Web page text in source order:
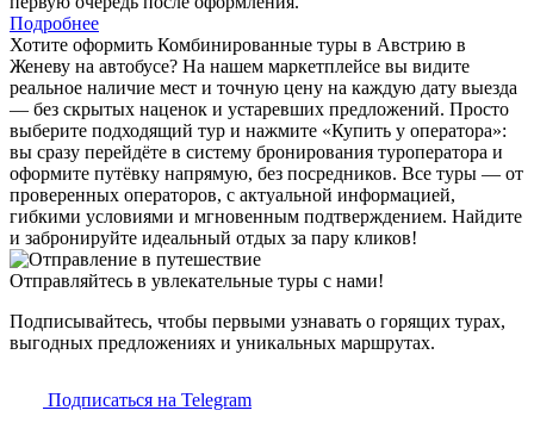
Подробнее
Хотите оформить Комбинированные туры в Австрию в
Женеву на автобусе? На нашем маркетплейсе вы видите
реальное наличие мест и точную цену на каждую дату выезда
— без скрытых наценок и устаревших предложений. Просто
выберите подходящий тур и нажмите «Купить у оператора»:
вы сразу перейдёте в систему бронирования туроператора и
оформите путёвку напрямую, без посредников. Все туры — от
проверенных операторов, с актуальной информацией,
гибкими условиями и мгновенным подтверждением. Найдите
и забронируйте идеальный отдых за пару кликов!
Отправляйтесь в увлекательные туры с нами!
Подписывайтесь, чтобы первыми узнавать о горящих турах,
выгодных предложениях и уникальных маршрутах.
Подписаться на Telegram